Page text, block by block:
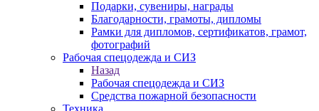
Подарки, сувениры, награды
Благодарности, грамоты, дипломы
Рамки для дипломов, сертификатов, грамот,
фотографий
Рабочая спецодежда и СИЗ
Назад
Рабочая спецодежда и СИЗ
Средства пожарной безопасности
Техника